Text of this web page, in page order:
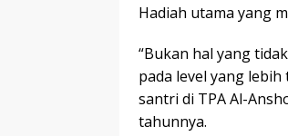
Hadiah utama yang
“Bukan hal yang
pada level yang
santri di TPA Al-
tahunnya.